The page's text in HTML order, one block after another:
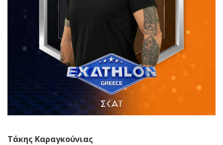
Τάκης Καραγκούνιας